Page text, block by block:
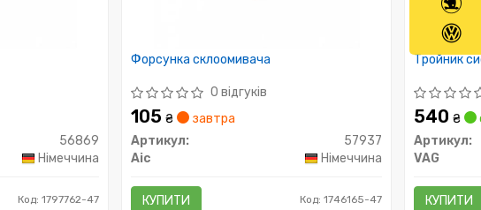
56869
Німеччина
Код: 1797762-47
Форсунка склоомивача
0 відгуків
105₴
завтра
Артикул:
57937
Aic
Німеччина
КУПИТИ Код: 1746165-47
Тройник
540₴
Артикул:
VAG
КУПИТИ